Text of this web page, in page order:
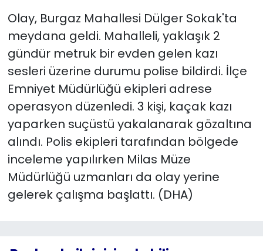
Olay, Burgaz Mahallesi Dülger Sokak'ta
meydana geldi. Mahalleli, yaklaşık 2
gündür metruk bir evden gelen kazı
sesleri üzerine durumu polise bildirdi. İlçe
Emniyet Müdürlüğü ekipleri adrese
operasyon düzenledi. 3 kişi, kaçak kazı
yaparken suçüstü yakalanarak gözaltına
alındı. Polis ekipleri tarafından bölgede
inceleme yapılırken Milas Müze
Müdürlüğü uzmanları da olay yerine
gelerek çalışma başlattı. (DHA)
YEREL YÖNETİMLER
Yurt